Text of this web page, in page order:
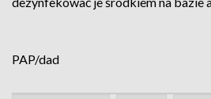
PAP/dad